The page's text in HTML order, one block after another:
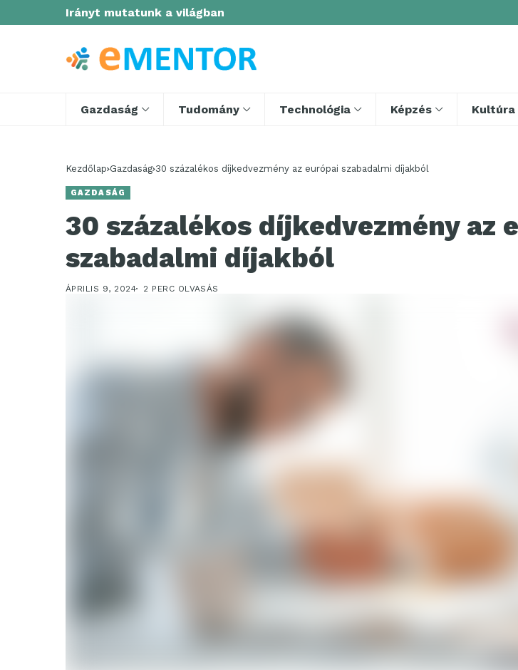
Irányt mutatunk a világban
Gazdaság Tudomány Technológia Képzés Kultúra
Kezdőlap Gazdaság 30 százalékos díjkedvezmény az európai szabadalmi díjakból
GAZDASÁG
30 százalékos díjkedvezmény az
szabadalmi díjakból
ÁPRILIS 9, 2024 2 PERC OLVASÁS